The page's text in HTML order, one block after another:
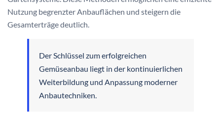
Nutzung begrenzter Anbauflächen und steigern die
Gesamterträge deutlich.
Der Schlüssel zum erfolgreichen
Gemüseanbau liegt in der kontinuierlichen
Weiterbildung und Anpassung moderner
Anbautechniken.